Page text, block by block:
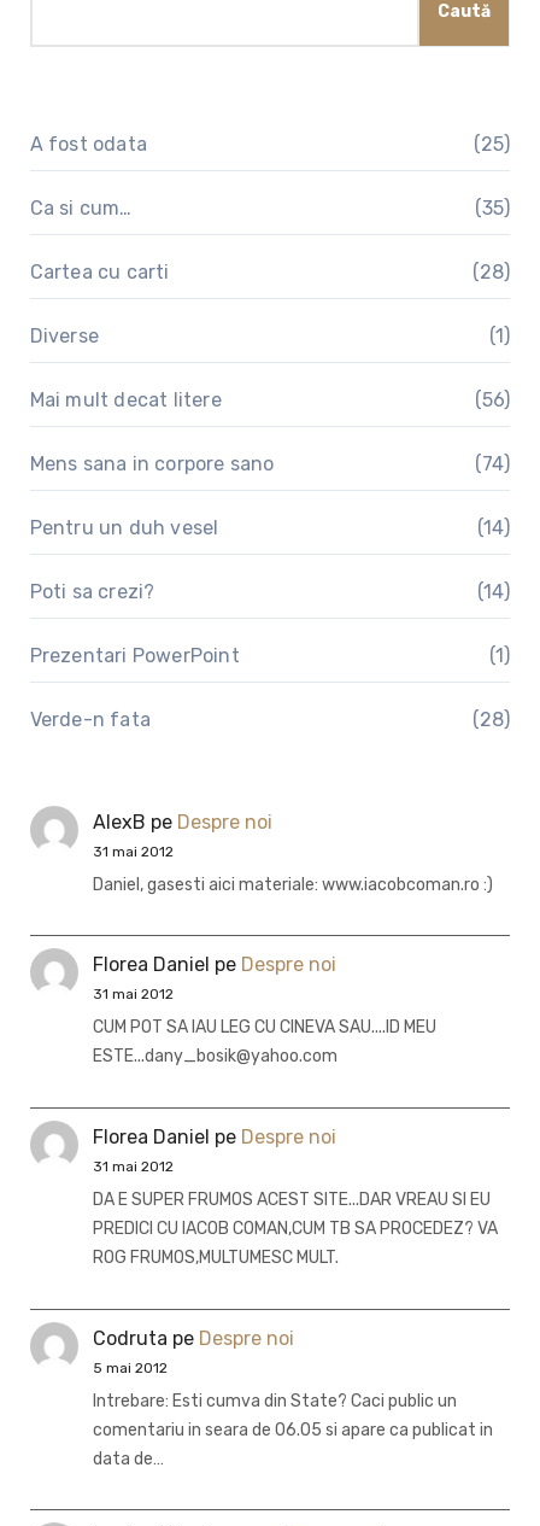
Caută
A fost odata (25)
Ca si cum… (35)
Cartea cu carti (28)
Diverse (1)
Mai mult decat litere (56)
Mens sana in corpore sano (74)
Pentru un duh vesel (14)
Poti sa crezi? (14)
Prezentari PowerPoint (1)
Verde-n fata (28)
AlexB pe Despre noi
31 mai 2012
Daniel, gasesti aici materiale: www.iacobcoman.ro :)
Florea Daniel pe Despre noi
31 mai 2012
CUM POT SA IAU LEG CU CINEVA SAU....ID MEU
ESTE...dany_bosik@yahoo.com
Florea Daniel pe Despre noi
31 mai 2012
DA E SUPER FRUMOS ACEST SITE...DAR VREAU SI EU
PREDICI CU IACOB COMAN,CUM TB SA PROCEDEZ? VA
ROG FRUMOS,MULTUMESC MULT.
Codruta pe Despre noi
5 mai 2012
Intrebare: Esti cumva din State? Caci public un
comentariu in seara de 06.05 si apare ca publicat in
data de…